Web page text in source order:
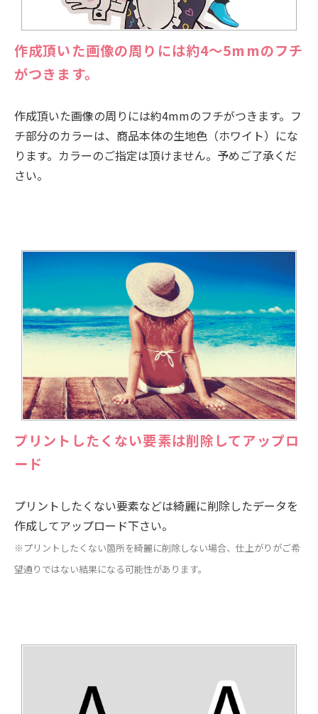
作成頂いた画像の周りには約4〜5mmのフチ
がつきます。
作成頂いた画像の周りには約4mmのフチがつきます。フ
チ部分のカラーは、商品本体の生地色（ホワイト）にな
ります。カラーのご指定は頂けません。予めご了承くだ
さい。
プリントしたくない要素は削除してアップロ
ード
プリントしたくない要素などは綺麗に削除したデータを
作成してアップロード下さい。
※プリントしたくない箇所を綺麗に削除しない場合、仕上がりがご希
望通りではない結果になる可能性があります。